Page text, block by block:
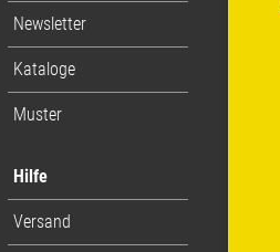
Newsletter
Kataloge
Muster
Hilfe
Versand